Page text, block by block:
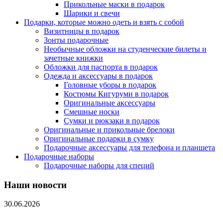
Прикольные маски в подарок
Шарики и свечи
Подарки, которые можно одеть и взять с собой
Визитницы в подарок
Зонты подарочные
Необычные обложки на студенческие билеты и
зачетные книжки
Обложки для паспорта в подарок
Одежда и аксессуары в подарок
Головные уборы в подарок
Костюмы Кигуруми в подарок
Оригинальные аксессуары
Смешные носки
Сумки и рюкзаки в подарок
Оригинальные и прикольные брелоки
Оригинальные подарки в сумку
Подарочные аксессуары для телефона и планшета
Подарочные наборы
Подарочные наборы для специй
Наши новости
30.06.2026